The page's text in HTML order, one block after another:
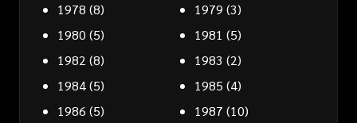
1978 (8) 1979 (3)
1980 (5) 1981 (5)
1982 (8) 1983 (2)
1984(5) 1985 (4)
1986 (5) 1987 (10)